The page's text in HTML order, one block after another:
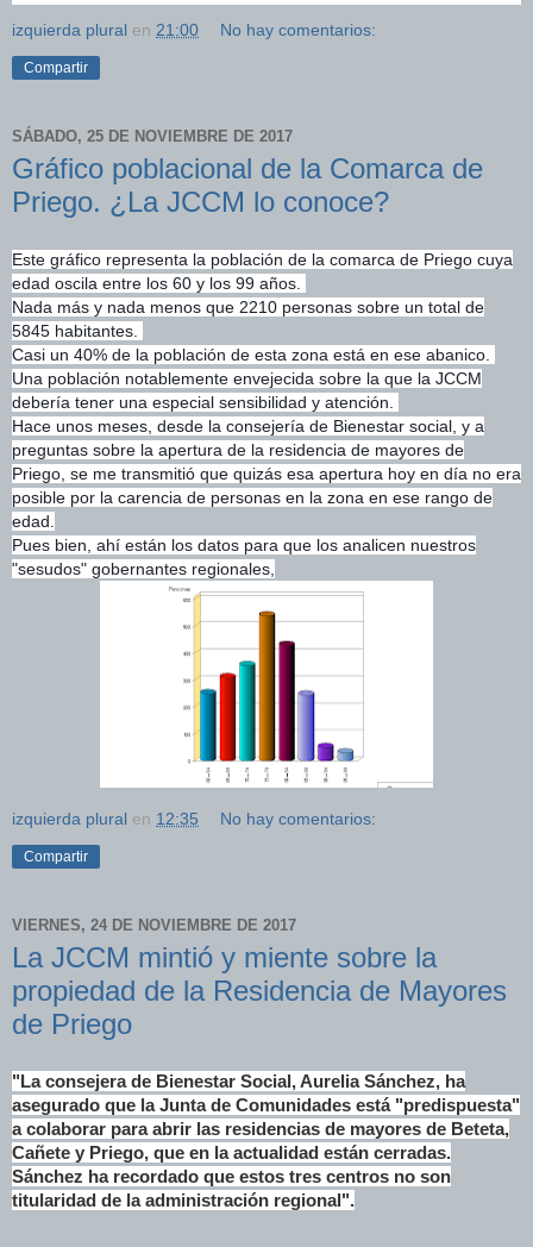
izquierda plural en 21:00 No hay comentarios:
Compartir
SÁBADO, 25 DE NOVIEMBRE DE 2017
Gráfico poblacional de la Comarca de
Priego. ¿La JCCM lo conoce?
Este gráfico representa la población de la comarca de Priego cuya
edad oscila entre los 60 y los 99 años.
Nada más y nada menos que 2210 personas sobre un total de
5845 habitantes.
Casi un 40% de la población de esta zona está en ese abanico.
Una población notablemente envejecida sobre la que la JCCM
debería tener una especial sensibilidad y atención.
Hace unos meses, desde la consejería de Bienestar social, y a
preguntas sobre la apertura de la residencia de mayores de
Priego, se me transmitió que quizás esa apertura hoy en día no era
posible por la carencia de personas en la zona en ese rango de
edad.
Pues bien, ahí están los datos para que los analicen nuestros
"sesudos" gobernantes regionales,
izquierda plural en 12:35 No hay comentarios:
Compartir
VIERNES, 24 DE NOVIEMBRE DE 2017
La JCCM mintió y miente sobre la
propiedad de la Residencia de Mayores
de Priego
"La consejera de Bienestar Social, Aurelia Sánchez, ha
asegurado que la Junta de Comunidades está "predispuesta"
a colaborar para abrir las residencias de mayores de Beteta,
Cañete y Priego, que en la actualidad están cerradas.
Sánchez ha recordado que estos tres centros no son
titularidad de la administración regional".